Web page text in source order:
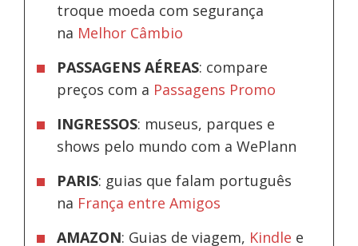
troque moeda com segurança
na Melhor Câmbio
PASSAGENS AÉREAS: compare
preços com a Passagens Promo
INGRESSOS: museus, parques e
shows pelo mundo com a WePlann
PARIS: guias que falam português
na França entre Amigos
AMAZON: Guias de viagem, Kindle e